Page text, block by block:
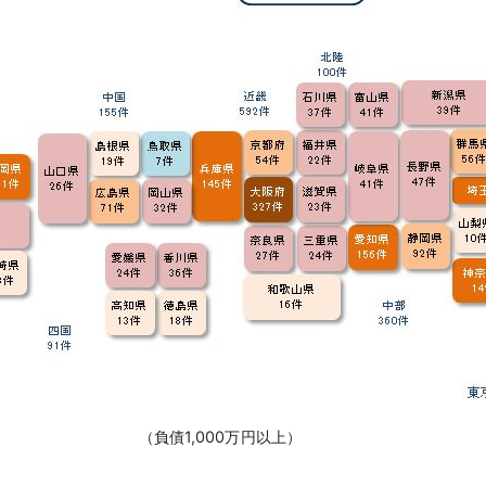
債1,000万円以